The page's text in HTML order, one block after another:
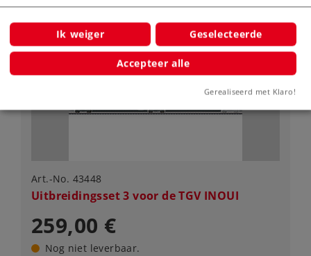
NIEUW
Art.-No. 43448
Uitbreidingsset 3 voor de TGV INOUI
259,00 €
Nog niet leverbaar.
Ik weiger Geselecteerde
Accepteer alle
Gerealiseerd met Klaro!